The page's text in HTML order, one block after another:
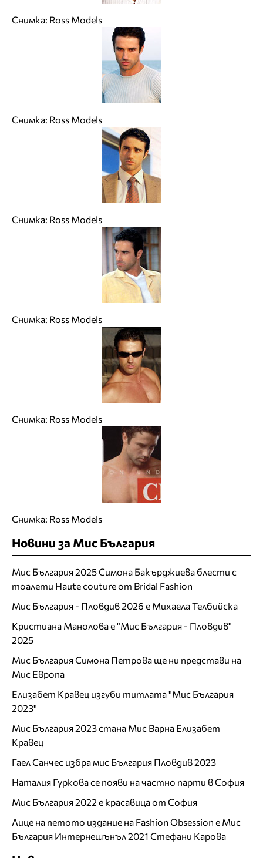
Снимка: Ross Models
Снимка: Ross Models
Снимка: Ross Models
Снимка: Ross Models
Снимка: Ross Models
Снимка: Ross Models
Новини за Мис България
Мис България 2025 Симона Бакърджиева блести с
тоалети Haute couture от Bridal Fashion
Мис България - Пловдив 2026 е Михаела Телбийска
Кристиана Манолова е "Мис България - Пловдив"
2025
Мис България Симона Петрова ще ни представи на
Мис Европа
Елизабет Кравец изгуби титлата "Мис България
2023"
Мис България 2023 стана Мис Варна Елизабет
Кравец
Гаел Санчес избра мис България Пловдив 2023
Наталия Гуркова се появи на частно парти в София
Мис България 2022 е красавица от София
Лице на петото издание на Fashion Obsession е Мис
България Интернешънъл 2021 Стефани Карова